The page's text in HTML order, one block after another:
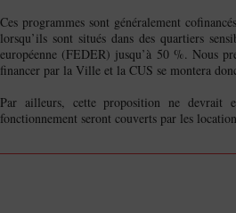
Ces programmes sont généralement
lorsqu’ils sont situés dans des quartiers
européenne (FEDER) jusqu’à 50 %. Nous
financer par la Ville et la CUS se montera
Par ailleurs, cette proposition ne devrait
fonctionnement seront couverts par les